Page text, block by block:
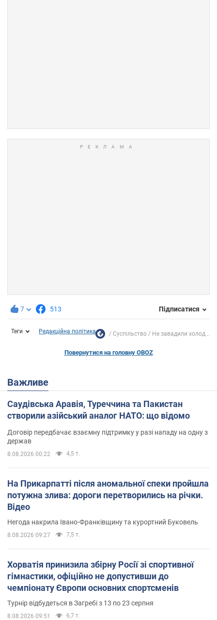
7 513 Підписатися
Теги Редакційна політика Суспільство Не завадили холод...
Повернутися на головну OBOZ
Важливе
Саудівська Аравія, Туреччина та Пакистан
створили азійський аналог НАТО: що відомо
Договір передбачає взаємну підтримку у разі нападу на одну з
держав
8.08.2026 00:22 4,5 т.
На Прикарпатті після аномальної спеки пройшла
потужна злива: дороги перетворились на річки.
Відео
Негода накрила Івано-Франківщину та курортний Буковель
8.08.2026 09:27 7,5 т.
Хорватія принизила збірну Росії зі спортивної
гімнастики, офіційно не допустивши до
чемпіонату Європи основних спортсменів
Турнір відбудеться в Загребі з 13 по 23 серпня
8.08.2026 09:51 6,7 т.